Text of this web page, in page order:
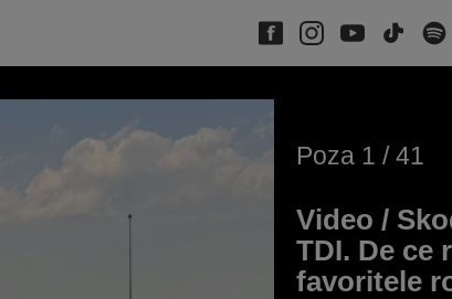
Poza 1 / 41
Video /
TDI. De ce
favoritele